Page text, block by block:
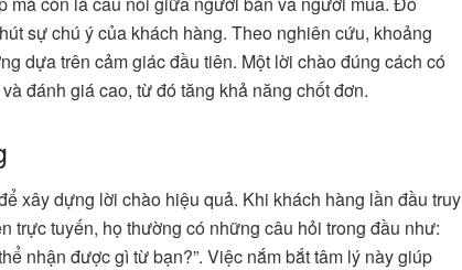
sự chú ý của khách hàng. Theo nghiên cứu, khoảng
dựa trên cảm giác đầu tiên. Một lời chào đúng cách có
đánh giá cao, từ đó tăng khả năng chốt đơn.
xây dựng lời chào hiệu quả. Khi khách hàng lần đầu truy
trực tuyến, họ thường có những câu hỏi trong đầu như:
nhận được gì từ bạn?”. Việc nắm bắt tâm lý này giúp